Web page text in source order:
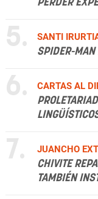
PERDER
5.
SANTI
SPIDER-MAN
6.
CARTAS AL
7.
JUANCHO
CHIVITE
TAMBIÉN